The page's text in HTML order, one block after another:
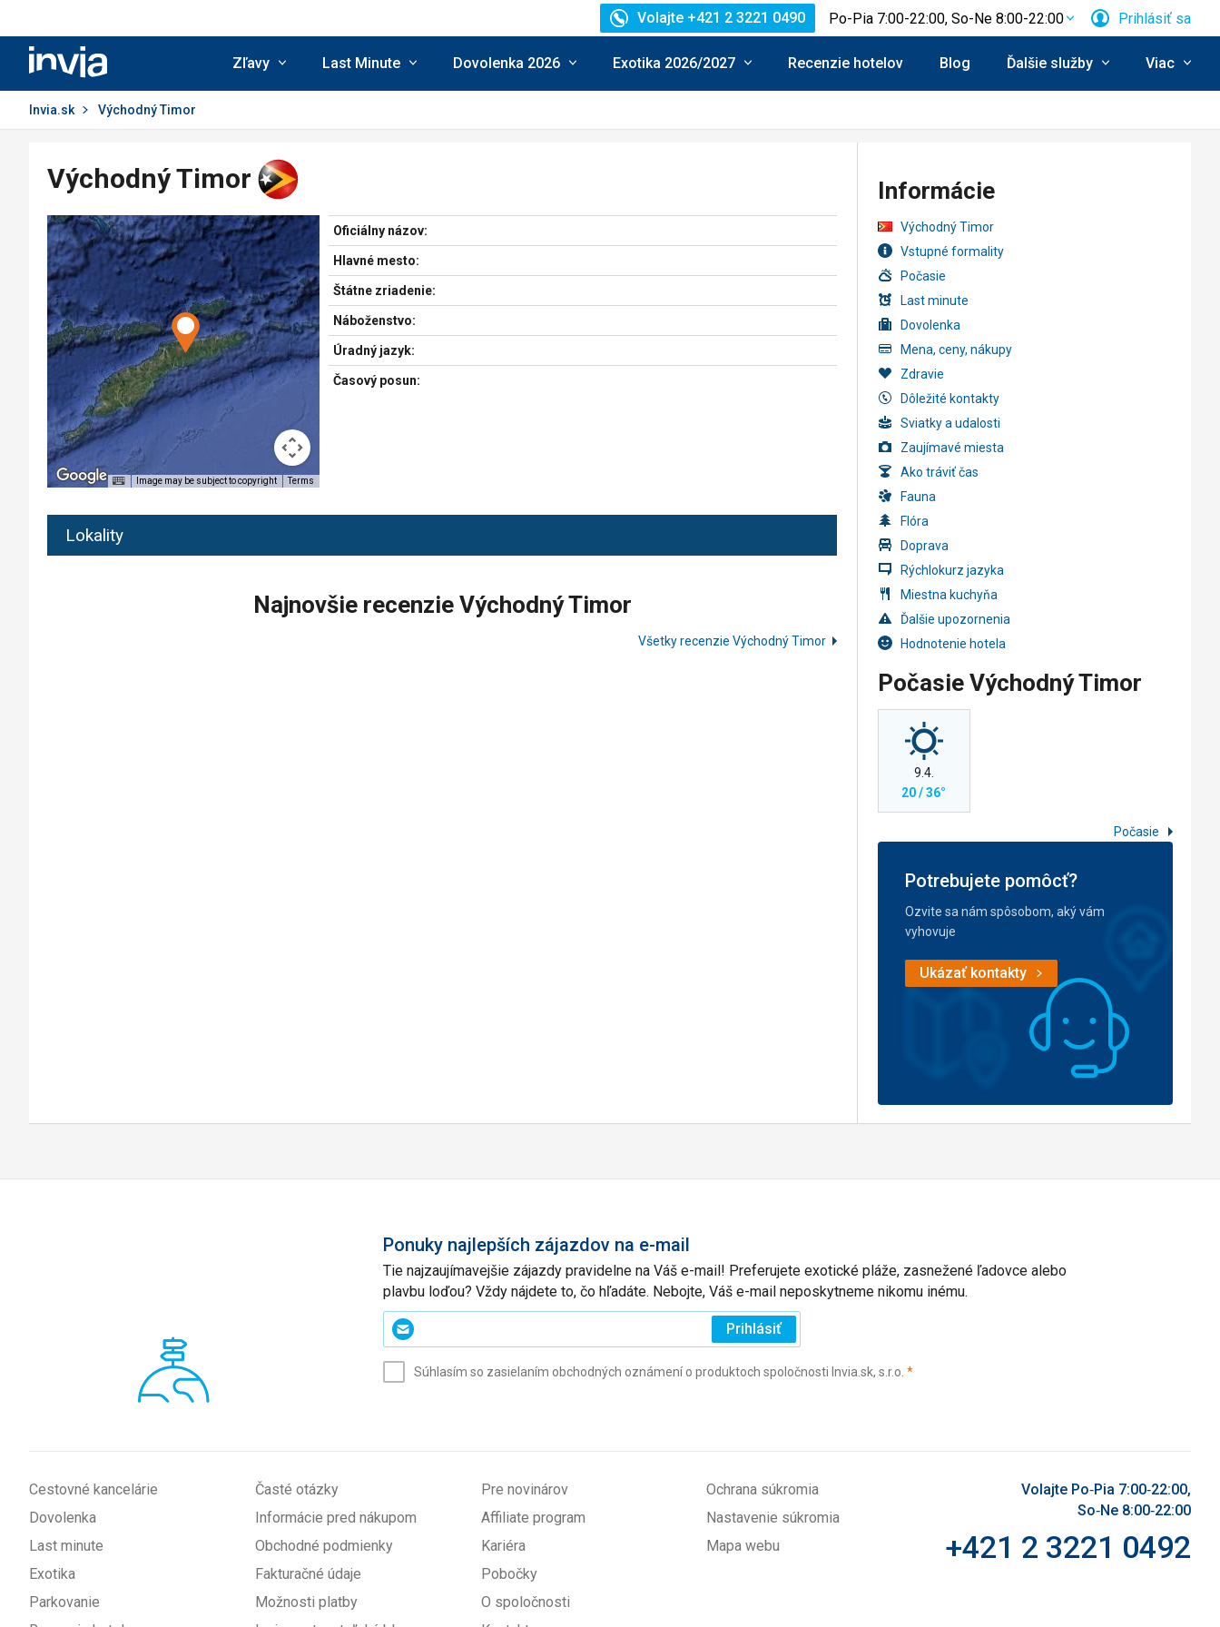
Invia.sk
Volajte +421 2 3221 0490 Po-Pia 7:00-22:00, So-Ne 8:00-22:00 Prihlásiť sa
Zľavy Last Minute Dovolenka 2026 Exotika 2026/2027 Recenzie hotelov Blog Ďalšie služby Viac
Invia.sk Východný Timor
Východný Timor
Image may be subject to copyright Terms
Oficiálny názov:
Hlavné mesto:
Štátne zriadenie:
Náboženstvo:
Úradný jazyk:
Časový posun:
Lokality
Najnovšie recenzie Východný Timor
Všetky recenzie Východný Timor
Informácie
Východný Timor
Vstupné formality
Počasie
Last minute
Dovolenka
Mena, ceny, nákupy
Zdravie
Dôležité kontakty
Sviatky a udalosti
Zaujímavé miesta
Ako tráviť čas
Fauna
Flóra
Doprava
Rýchlokurz jazyka
Miestna kuchyňa
Ďalšie upozornenia
Hodnotenie hotela
Počasie Východný Timor
9.4.
20 / 36°
Počasie
Potrebujete pomôcť?
Ozvite sa nám spôsobom, aký vám
vyhovuje
Ukázať kontakty
Ponuky najlepších zájazdov na e-mail
Tie najzaujímavejšie zájazdy pravidelne na Váš e-mail! Preferujete exotické pláže, zasnežené ľadovce alebo
plavbu loďou? Vždy nájdete to, čo hľadáte. Nebojte, Váš e-mail neposkytneme nikomu inému.
Zadajte
svoj
Prihlásiť
Súhlasím so zasielaním obchodných oznámení o produktoch spoločnosti Invia.sk, s.r.o. *(povinné)
Cestovné kancelárie
Dovolenka
Last minute
Exotika
Parkovanie
Časté otázky
Informácie pred nákupom
Obchodné podmienky
Fakturačné údaje
Možnosti platby
Pre novinárov
Affiliate program
Kariéra
Pobočky
O spoločnosti
Ochrana súkromia
Nastavenie súkromia
Mapa webu
Volajte Po‑Pia 7:00‑22:00,
So‑Ne 8:00‑22:00
+421 2 3221 0492